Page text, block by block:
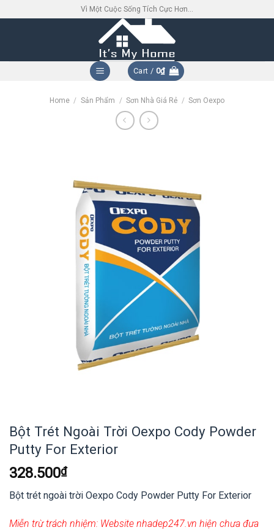
to
Vì Một Cuộc Sống Tích Cực Hơn...
Cart / 0₫
Home / Sản Phẩm / Sơn Nhà Giá Rẻ / Sơn Oexpo
Bột Trét Ngoài Trời Oexpo Cody Powder
Putty For Exterior
328.500₫
Bột trét ngoài trời Oexpo Cody Powder Putty For Exterior
Miễn trừ trách nhiệm: Website nhadep247.vn hiện chưa đưa